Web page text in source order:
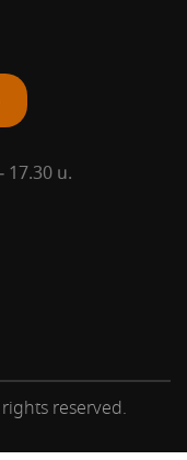
17.30 น.
reserved.